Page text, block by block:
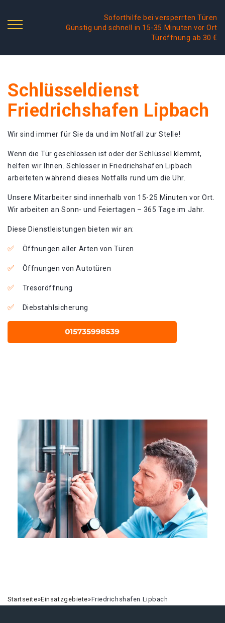
Soforthilfe bei versperrten Türen
Günstig und schnell in 15-35 Minuten vor Ort
Türöffnung ab 30 €
Schlüsseldienst
Friedrichshafen Lipbach
Wir sind immer für Sie da und im Notfall zur Stelle!
Wenn die Tür geschlossen ist oder der Schlüssel klemmt,
helfen wir Ihnen. Schlosser in Friedrichshafen Lipbach
arbeiteten während dieses Notfalls rund um die Uhr.
Unsere Mitarbeiter sind innerhalb von 15-25 Minuten vor Ort.
Wir arbeiten an Sonn- und Feiertagen – 365 Tage im Jahr.
Diese Dienstleistungen bieten wir an:
Öffnungen aller Arten von Türen
Öffnungen von Autotüren
Tresoröffnung
Diebstahlsicherung
Startseite»Einsatzgebiete»Friedrichshafen Lipbach